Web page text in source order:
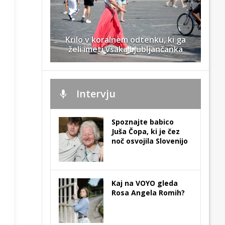
Krilo v koralnem odtenku, ki ga
želi imeti vsaka Ljubljančanka
Intervju
Spoznajte babico
Juša Čopa, ki je čez
noč osvojila Slovenijo
Kaj na VOYO gleda
Rosa Angela Romih?